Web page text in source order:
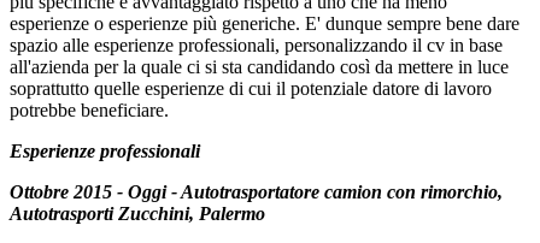
esperienze o esperienze più generiche. E' dunque sempre bene dare
spazio alle esperienze professionali, personalizzando il cv in base
all'azienda per la quale ci si sta candidando così da mettere in luce
soprattutto quelle esperienze di cui il potenziale datore di lavoro
potrebbe beneficiare.
Esperienze professionali
Ottobre 2015 - Oggi - Autotrasportatore camion con rimorchio,
Autotrasporti Zucchini, Palermo